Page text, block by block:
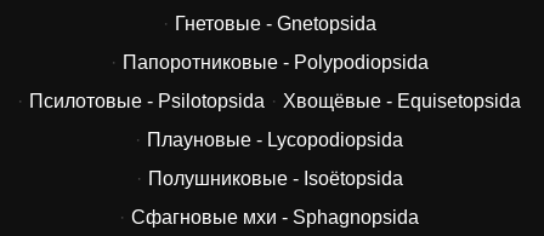
Гнетовые - Gnetopsida
Папоротниковые - Polypodiopsida
Псилотовые - Psilotopsida
Хвощёвые - Equisetopsida
Плауновые - Lycopodiopsida
Полушниковые - Isoëtopsida
Сфагновые мхи - Sphagnopsida